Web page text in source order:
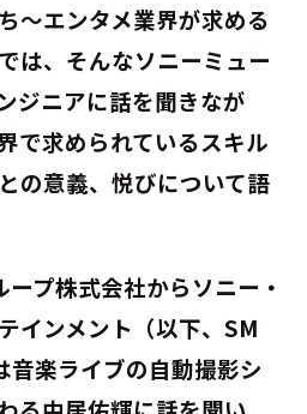
～エンタメ業界が求める
は、そんなソニーミュー
ジニアに話を聞きなが
で求められているスキル
の意義、悦びについて語
プ株式会社からソニー・
インメント（以下、SM
音楽ライブの自動撮影シ